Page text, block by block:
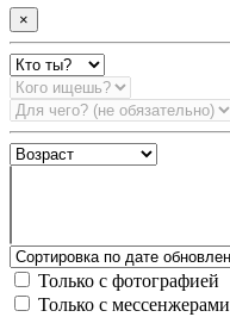
×
Только с фотографией
Только с мессенжерами